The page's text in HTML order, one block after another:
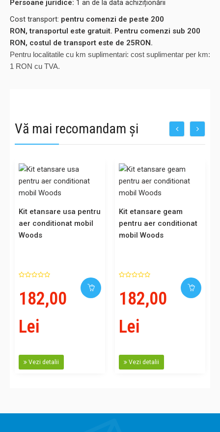
Persoane juridice: 1 an de la data achiziționării
Cost transport: pentru comenzi de peste 200
RON, transportul este gratuit. Pentru comenzi sub 200
RON, costul de transport este de 25RON.
Pentru localitatile cu km suplimentari: cost suplimentar per km:
1 RON cu TVA.
Vă mai recomandam și
Kit etansare usa pentru
aer conditionat mobil
Woods
182,00
Lei
Vezi detalii
Kit etansare geam
pentru aer conditionat
mobil Woods
182,00
Lei
Vezi detalii